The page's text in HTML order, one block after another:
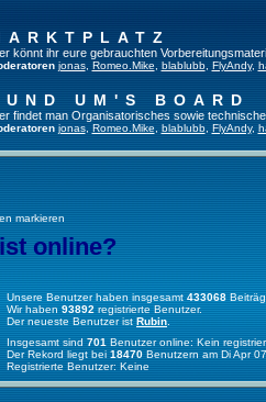
könnt ihr eure gebrauchten
jonas, Romeo.Mike blablubb, FlyAndy,
UM'S BOARD
findet man Organisatorisches sowie
jonas, Romeo.Mike blablubb, FlyAndy,
markieren
online?
Unsere Benutzer haben insgesamt433068
Wir haben93892registrierte Benutzer.
Der neueste Benutzer ist Rubin
Insgesamt sind 701 Benutzer online: Kein
Der Rekord liegt bei 18470 Benutzern am Di Apr
Registrierte Benutzer: Keine